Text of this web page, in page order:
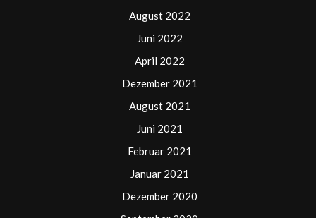
August 2022
Juni 2022
April 2022
Dezember 2021
August 2021
Juni 2021
Februar 2021
Januar 2021
Dezember 2020